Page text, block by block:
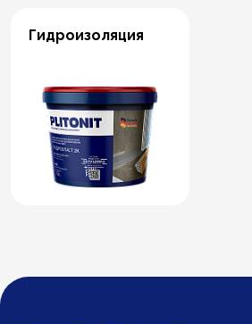
Гидроизоляция